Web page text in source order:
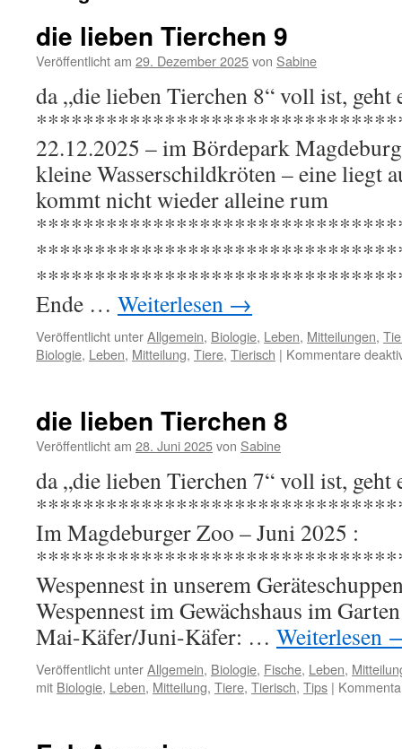
die lieben Tierchen 9
Veröffentlicht am 29. Dezember 2025von Sabine
da „die lieben Tierchen 8“ voll ist, geht
22.12.2025 – im Bördepark
kleine Wasserschildkröten – eine liegt
kommt nicht wieder alleine rum
Ende … Weiterlesen →
Veröffentlicht unterAllgemein, Biologie, Leben, Mitteilungen,
Biologie, Leben, Mitteilung, Tiere, Tierisch | Kommentare
die lieben Tierchen 8
Veröffentlicht am 28. Juni 2025von Sabine
da „die lieben Tierchen 7“ voll ist, geht
Im Magdeburger Zoo – Juni 2025 :
Wespennest in unserem
Wespennest im Gewächshaus im
Mai-Käfer/Juni-Käfer: … Weiterlesen
Veröffentlicht unterAllgemein, Biologie, Fische, Leben,
mit Biologie, Leben, Mitteilung, Tiere, Tierisch, Tips |